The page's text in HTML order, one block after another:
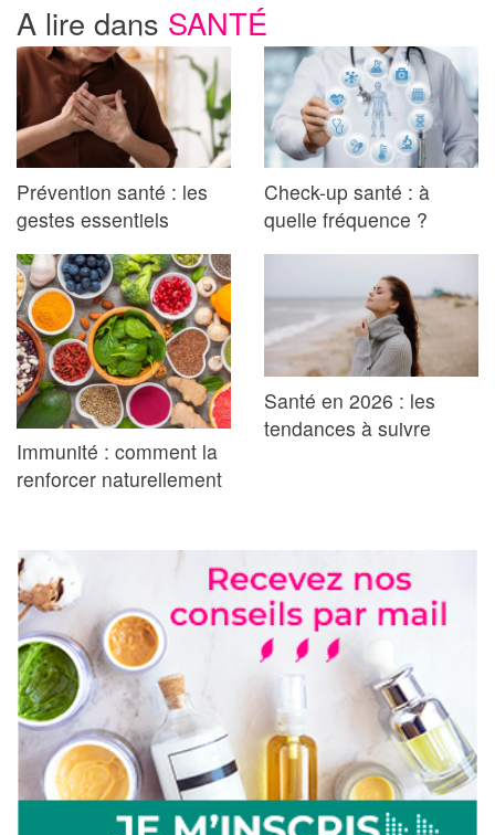
A lire dans SANTÉ
Prévention santé : les
gestes essentiels
Check-up santé : à
quelle fréquence ?
Immunité : comment la
renforcer naturellement
Santé en 2026 : les
tendances à suivre